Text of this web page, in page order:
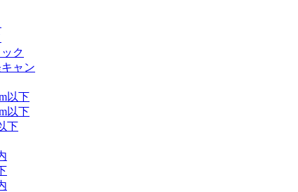
ク
ャン
以下
以下
下